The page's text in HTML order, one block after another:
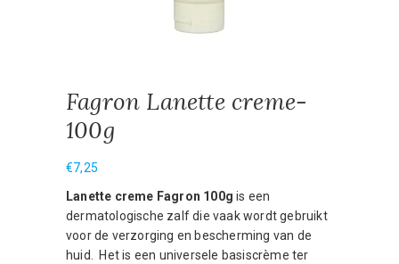
Fagron Lanette creme-
100g
€7,25
Lanette creme Fagron 100g is een
dermatologische zalf die vaak wordt gebruikt
voor de verzorging en bescherming van de
huid. Het is een universele basiscrème ter